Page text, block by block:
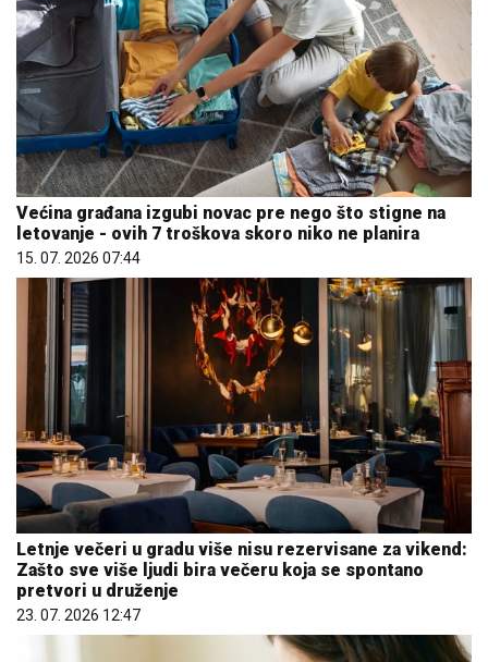
Većina građana izgubi novac pre nego što stigne na
letovanje - ovih 7 troškova skoro niko ne planira
15. 07. 2026 07:44
Letnje večeri u gradu više nisu rezervisane za vikend:
Zašto sve više ljudi bira večeru koja se spontano
pretvori u druženje
23. 07. 2026 12:47